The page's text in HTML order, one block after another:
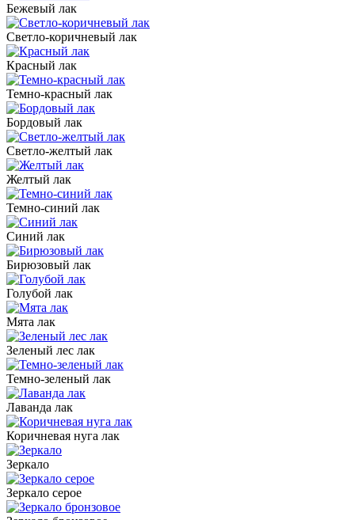
Бежевый лак
Светло-коричневый лак
Красный лак
Темно-красный лак
Бордовый лак
Светло-желтый лак
Желтый лак
Темно-синий лак
Синий лак
Бирюзовый лак
Голубой лак
Мята лак
Зеленый лес лак
Темно-зеленый лак
Лаванда лак
Коричневая нуга лак
Зеркало
Зеркало серое